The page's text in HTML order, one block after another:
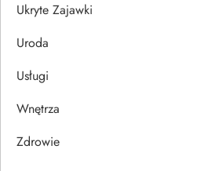
Ukryte Zajawki
Uroda
Usługi
Wnętrza
Zdrowie